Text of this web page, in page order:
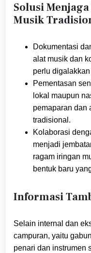
Solusi
Musik
Dokumentasi
alat musik dan
perlu
Pementasan
lokal maupun
pemaparan dan
tradisional.
Kolaborasi
menjadi
ragam iringan
bentuk baru
Informasi
Selain internal dan
campuran, yaitu
penari dan instrumen